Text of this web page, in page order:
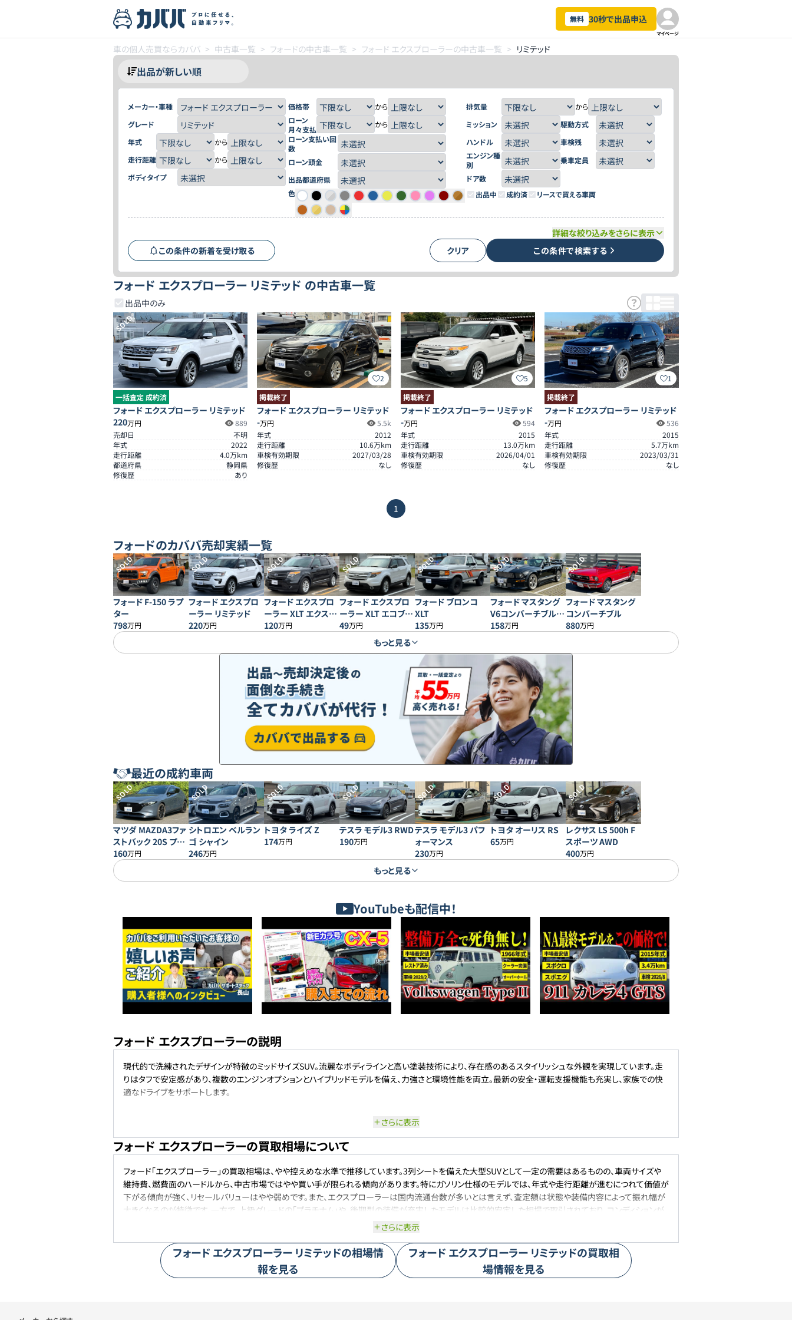
無料 30秒で出品申込
マイページ
車の個人売買ならカババ > 中古車一覧 > フォードの中古車一覧 > フォード エクスプローラーの中古車一覧 > リミテッド
メーカー・車種
グレード
年式
から
走行距離
から
ボディタイプ
価格帯
から
ローン
月々支払
から
ローン支払い回
数
ローン頭金
出品都道府県
色
排気量
から
ミッション
駆動方式
ハンドル
車検残
エンジン種
別
乗車定員
ドア数
出品中
成約済 リースで買える車両
詳細な絞り込みをさらに表示
この条件の新着を受け取る
クリア この条件で検索する
フォード エクスプローラー リミテッド の中古車一覧
出品中のみ
SOLD
一括査定 成約済
フォード エクスプローラー リミテッド
220万円
889
売却日
不明
年式
2022
走行距離
4.0万km
都道府県
静岡県
修復歴
あり
2
掲載終了
フォード エクスプローラー リミテッド
-万円
5.5k
年式
2012
走行距離
10.6万km
車検有効期限
2027/03/28
修復歴
なし
5
掲載終了
フォード エクスプローラー リミテッド
-万円
594
年式
2015
走行距離
13.0万km
車検有効期限
2026/04/01
修復歴
なし
1
掲載終了
フォード エクスプローラー リミテッド
-万円
536
年式
2015
走行距離
5.7万km
車検有効期限
2023/03/31
修復歴
なし
1
フォードのカババ売却実績一覧
SOLD
フォード F-150 ラプ
ター
798万円
SOLD
フォード エクスプロ
ーラー リミテッド
220万円
SOLD
フォード エクスプロ
ーラー XLT エクスク
ルーシブ 4WD
120万円
SOLD
フォード エクスプロ
ーラー XLT エコブー
スト
49万円
SOLD
フォード ブロンコ
XLT
135万円
SOLD
フォード マスタング
V6コンバーチブル プ
レミアム
158万円
SOLD
フォード マスタング
コンバーチブル
880万円
もっと見る
最近の成約車両
SOLD
マツダ MAZDA3ファ
ストバック 20S プロ
アクティブ
160万円
SOLD
シトロエン ベルラン
ゴ シャイン
246万円
SOLD
トヨタ ライズ Z
174万円
SOLD
テスラ モデル3 RWD
190万円
SOLD
テスラ モデル3 パフ
ォーマンス
230万円
SOLD
トヨタ オーリス RS
65万円
SOLD
レクサス LS 500h F
スポーツ AWD
400万円
もっと見る
YouTubeも配信中！
フォード エクスプローラーの説明
現代的で洗練されたデザインが特徴のミッドサイズSUV。流麗なボディラインと高い塗装技術により、存在感のあるスタイリッシュな外観を実現しています。走
りはタフで安定感があり、複数のエンジンオプションとハイブリッドモデルを備え、力強さと環境性能を両立。最新の安全・運転支援機能も充実し、家族での快
適なドライブをサポートします。
さらに表示
フォード エクスプローラーの買取相場について
フォード「エクスプローラー」の買取相場は、やや控えめな水準で推移しています。3列シートを備えた大型SUVとして一定の需要はあるものの、車両サイズや
維持費、燃費面のハードルから、中古市場ではやや買い手が限られる傾向があります。特にガソリン仕様のモデルでは、年式や走行距離が進むにつれて価値が
下がる傾向が強く、リセールバリューはやや弱めです。また、エクスプローラーは国内流通台数が多いとは言えず、査定額は状態や装備内容によって振れ幅が
大きくなるのが特徴です。一方で、上級グレードの「プラチナム」や、後期型の装備が充実したモデルは比較的安定した相場で取引されており、コンディションが
良ければ一定の評価が得られるケースもあります。全体的に見ると、「高値が付きやすいモデル」とは言いにくいものの、アメリカンSUVらしい存在感や使い勝
さらに表示
フォード エクスプローラー リミテッドの相場情
報を見る
フォード エクスプローラー リミテッドの買取相
場情報を見る